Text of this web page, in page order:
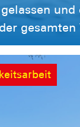
und
der